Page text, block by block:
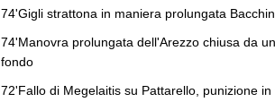
74'Gigli strattona in maniera prolungata
74'Manovra prolungata dell'Arezzo chiusa da
fondo
72'Fallo di Megelaitis su Pattarello, punizione